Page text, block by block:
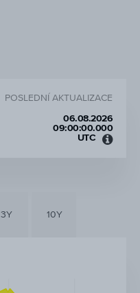
POSLEDNÍ AKTUALIZACE
06.08.2026
09:00:00.000
UTC
3Y 10Y